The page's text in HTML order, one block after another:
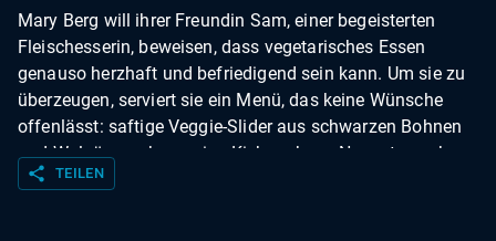
Mary Berg will ihrer Freundin Sam, einer begeisterten
Fleischesserin, beweisen, dass vegetarisches Essen
genauso herzhaft und befriedigend sein kann. Um sie zu
überzeugen, serviert sie ein Menü, das keine Wünsche
offenlässt: saftige Veggie-Slider aus schwarzen Bohnen
und Walnüssen, knusprige Kichererbsen-Nuggets nach
Buffalo-Art mit cremigem Blauschimmelkäse-Dip und als
share TEILEN